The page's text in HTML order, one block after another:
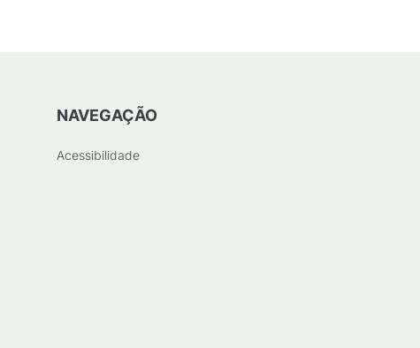
NAVEGAÇÃO
Acessibilidade